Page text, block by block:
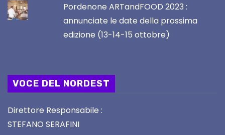
Pordenone ARTandFOOD 2023 :
annunciate le date della prossima
edizione (13-14-15 ottobre)
VOCE DEL NORDEST
Direttore Responsabile :
STEFANO SERAFINI